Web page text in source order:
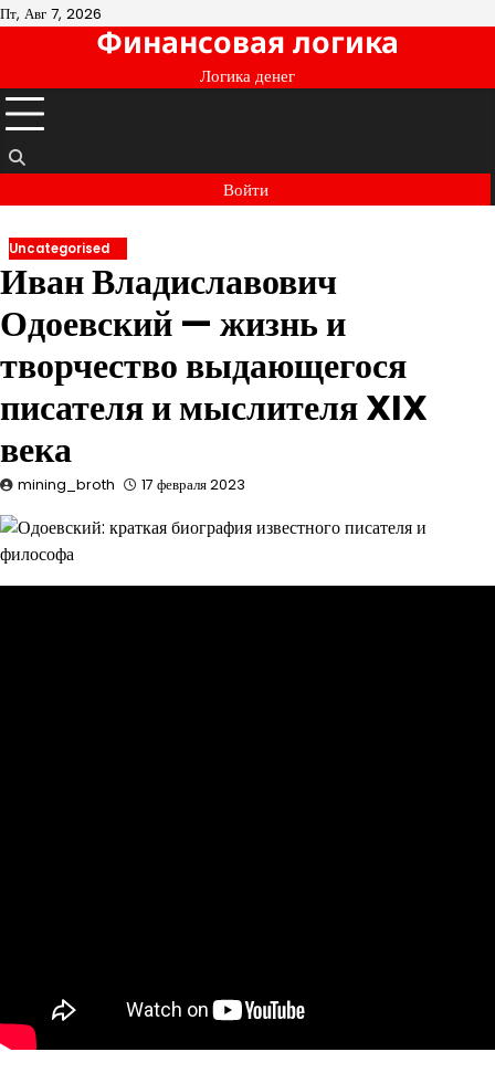
Перейти
Пт, Авг 7, 2026
Финансовая логика
Логика денег
Войти
Uncategorised
Иван Владиславович
Одоевский — жизнь и
творчество выдающегося
писателя и мыслителя XIX
века
mining_broth 17 февраля 2023